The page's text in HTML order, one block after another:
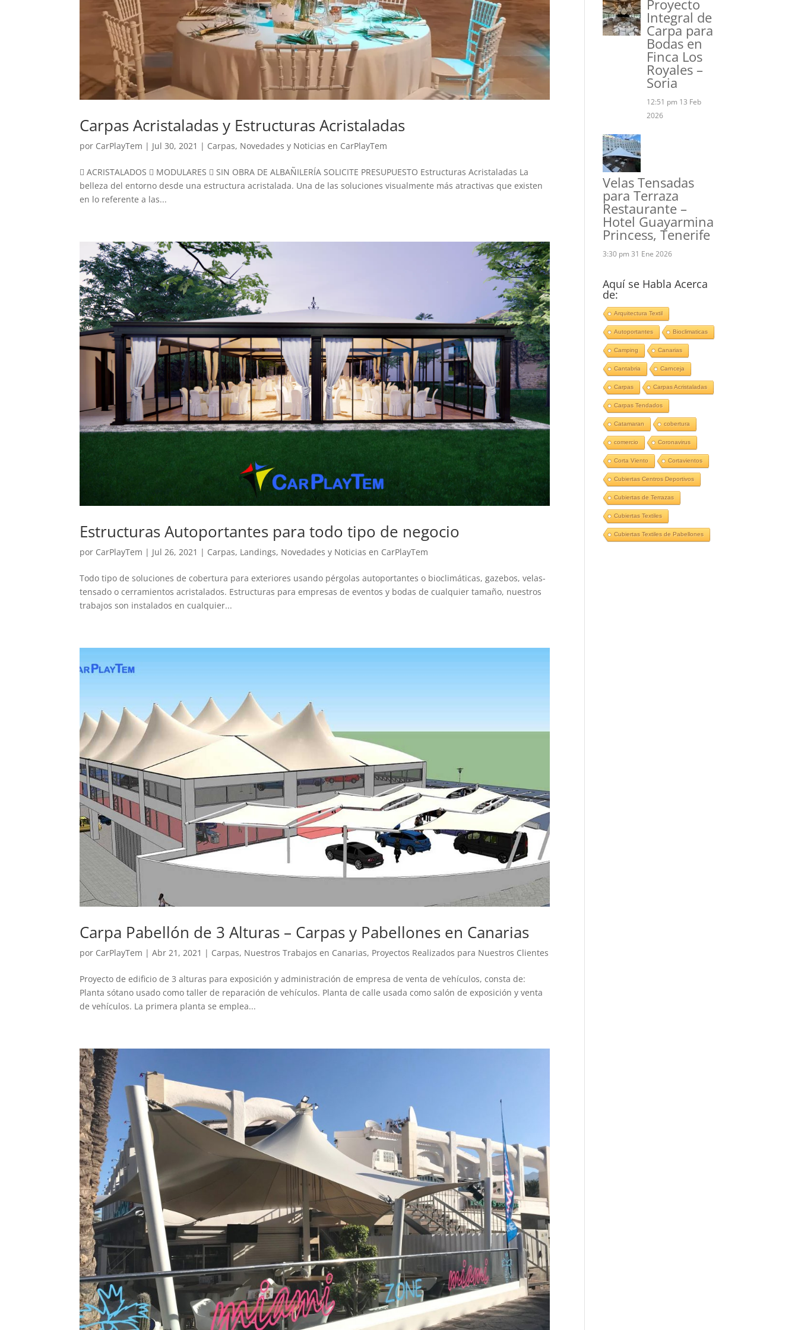
Carpas Acristaladas y Estructuras Acristaladas
por CarPlayTem | Jul 30, 2021 | Carpas, Novedades y Noticias en CarPlayTem
 ACRISTALADOS  MODULARES  SIN OBRA DE ALBAÑILERÍA SOLICITE PRESUPUESTO Estructuras Acristaladas La
belleza del entorno desde una estructura acristalada. Una de las soluciones visualmente más atractivas que existen
en lo referente a las...
Estructuras Autoportantes para todo tipo de negocio
por CarPlayTem | Jul 26, 2021 | Carpas, Landings, Novedades y Noticias en CarPlayTem
Todo tipo de soluciones de cobertura para exteriores usando pérgolas autoportantes o bioclimáticas, gazebos, velas-
tensado o cerramientos acristalados. Estructuras para empresas de eventos y bodas de cualquier tamaño, nuestros
trabajos son instalados en cualquier...
Carpa Pabellón de 3 Alturas – Carpas y Pabellones en Canarias
por CarPlayTem |Abr 21, 2021 | Carpas, Nuestros Trabajos en Canarias, Proyectos Realizados para Nuestros Clientes
Proyecto de edificio de 3 alturas para exposición y administración de empresa de venta de vehículos, consta de:
Planta sótano usado como taller de reparación de vehículos. Planta de calle usada como salón de exposición y venta
de vehículos. La primera planta se emplea...
Proyecto
Integral de
Carpa para
Bodas en
Finca Los
Royales –
Soria
12:51 pm 13 Feb
2026
Velas Tensadas
para Terraza
Restaurante –
Hotel Guayarmina
Princess, Tenerife
3:30 pm 31 Ene 2026
Aquí se Habla Acerca
de:
Arquitectura Textil
Autoportantes Bioclimaticas
Camping Canarias
Cantabria Carnceja
Carpas Carpas Acristaladas
Carpas Tendados
Catamaran cobertura
comercio Coronavirus
Corta Viento Cortavientos
Cubiertas Centros Deportivos
Cubiertas de Terrazas
Cubiertas Textiles
Cubiertas Textiles de Pabellones